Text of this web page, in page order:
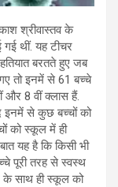
श्रीवास्तव के
थीं. यह टीचर
बरतते हुए जब
तो इनमें से 61 बच्चे
और 8 वीं क्लास हैं.
इनमें से कुछ बच्चों को
को स्कूल में ही
यह है कि किसी भी
पूरी तरह से स्वस्थ
के साथ ही स्कूल को